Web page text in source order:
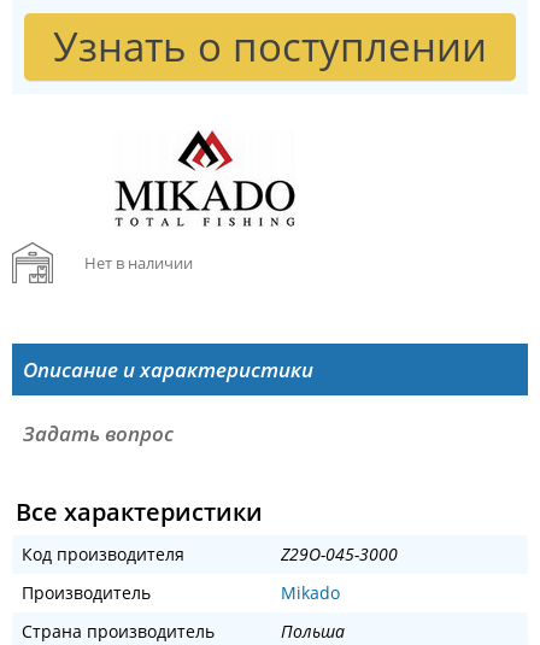
Узнать о поступлении
Нет в наличии
Описание и характеристики
Задать вопрос
Все характеристики
Код производителя
Z29O-045-3000
Производитель
Mikado
Страна производитель
Польша